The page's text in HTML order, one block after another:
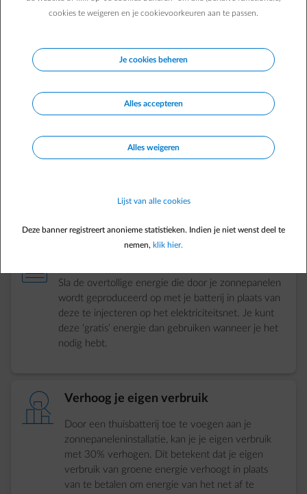
Met een thuisbatterij sla je energie op. Meestal wordt het
zonnepaneleneigenaar overtollige zonne-energie die je overdag
produceert, opslaan voor later gebruik. Zelfs nadat de zon
element-contract
Sla de overtollige energie die door je zonnepanelen
wordt geproduceerd op met je batterij in plaats van
deze te injecteren op het elektriciteitsnet. Je kunt
deze ‘gratis’ energie dan gebruiken wanneer je het
nodig hebt.
element-barchart-inspect Verhoog je eigen verbruik
Door een thuisbatterij toe te voegen aan je
zonnepaneleninstallatie, kan je je eigen verbruik
met 30% verhogen. Dit betekent dat je eigen
verbruik van groene energie verhoogt in plaats
van te betalen om energie van het net af te
cookies te weigeren en je cookievoorkeuren aan te passen.
Je cookies beheren
Alles accepteren
Alles weigeren
Lijst van alle cookies
Deze banner registreert anonieme statistieken. Indien je niet wenst deel te
nemen, klik hier.